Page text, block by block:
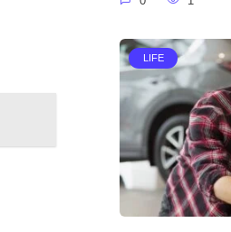
LIFE